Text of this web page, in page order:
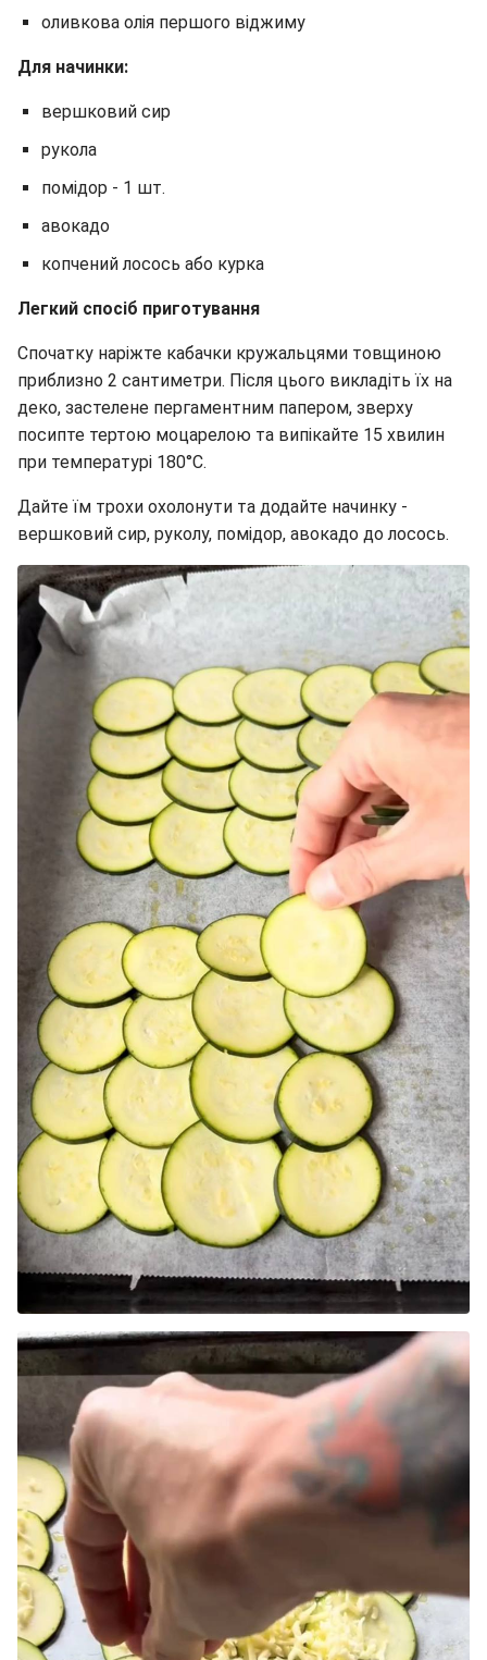
оливкова олія першого віджиму
Для начинки:
вершковий сир
рукола
помідор - 1 шт.
авокадо
копчений лосось або курка
Легкий спосіб приготування
Спочатку наріжте кабачки кружальцями товщиною
приблизно 2 сантиметри. Після цього викладіть їх на
деко, застелене пергаментним папером, зверху
посипте тертою моцарелою та випікайте 15 хвилин
при температурі 180°C.
Дайте їм трохи охолонути та додайте начинку -
вершковий сир, руколу, помідор, авокадо до лосось.